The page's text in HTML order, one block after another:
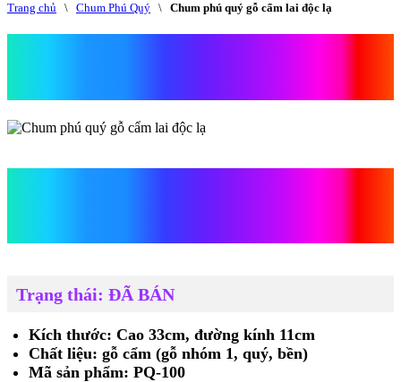
Trang chủ \ Chum Phú Quý \ Chum phú quý gỗ cẩm lai độc lạ
Trạng thái: ĐÃ BÁN
Kích thước: Cao 33cm, đường kính 11cm
Chất liệu: gỗ cẩm (gỗ nhóm 1, quý, bền)
Mã sản phẩm: PQ-100